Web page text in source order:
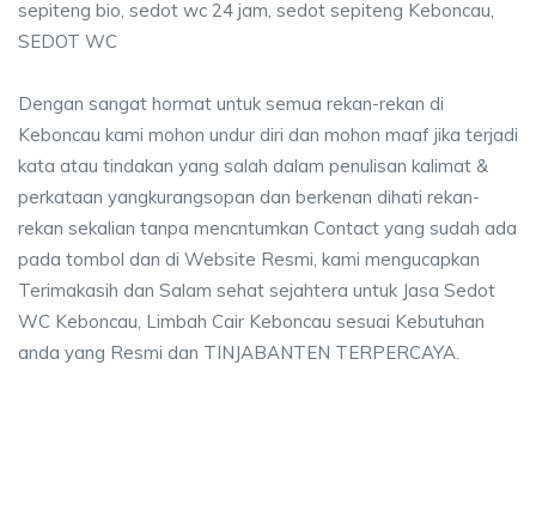
sepiteng bio, sedot wc 24 jam, sedot sepiteng Keboncau,
SEDOT WC
Dengan sangat hormat untuk semua rekan-rekan di
Keboncau kami mohon undur diri dan mohon maaf jika terjadi
kata atau tindakan yang salah dalam penulisan kalimat &
perkataan yangkurangsopan dan berkenan dihati rekan-
rekan sekalian tanpa mencntumkan Contact yang sudah ada
pada tombol dan di Website Resmi, kami mengucapkan
Terimakasih dan Salam sehat sejahtera untuk Jasa Sedot
WC Keboncau, Limbah Cair Keboncau sesuai Kebutuhan
anda yang Resmi dan TINJABANTEN TERPERCAYA.